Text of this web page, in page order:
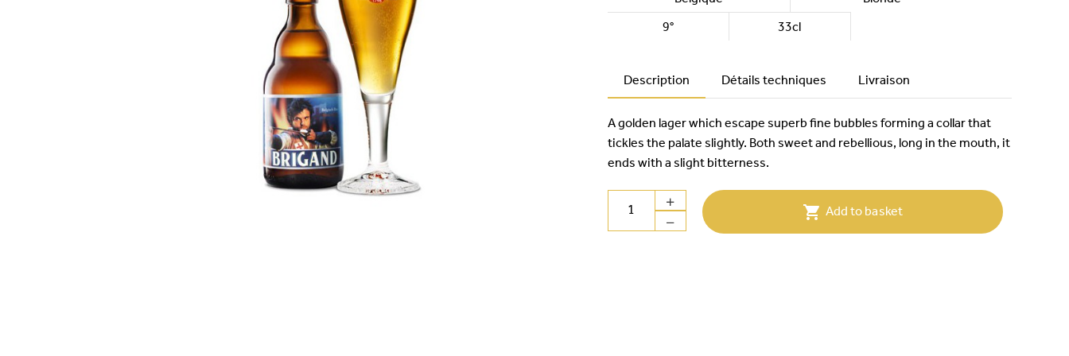
9° 33cl
Description Détails techniques Livraison
A golden lager which escape superb fine bubbles forming a collar that
tickles the palate slightly. Both sweet and rebellious, long in the mouth, it
ends with a slight bitterness.
 Add to basket